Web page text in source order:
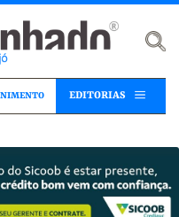
EDITORIAS